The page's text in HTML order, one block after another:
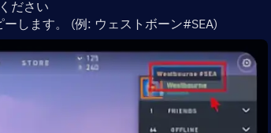
ださい
します。 (例: ウェストボーン#SEA)